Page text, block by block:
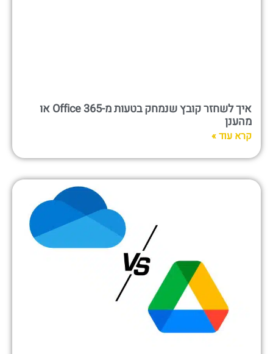
איך לשחזר קובץ שנמחק בטעות מ-Office 365 או
מהענן
קרא עוד »